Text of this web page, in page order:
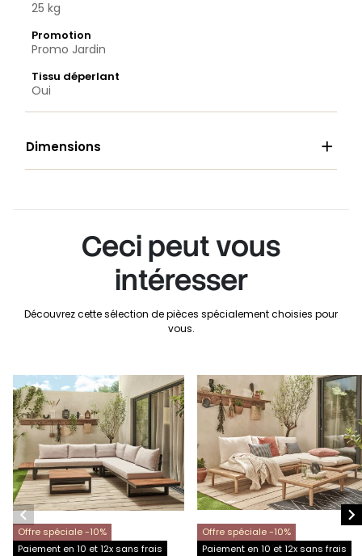
25 kg
Promotion
Promo Jardin
Tissu déperlant
Oui
Dimensions 
Ceci peut vous
intéresser
Découvrez cette sélection de pièces spécialement choisies pour
vous.
Offre spéciale -10%
Paiement en 10 et 12x sans frais
Offre spéciale -10%
Paiement en 10 et 12x sans frais
 